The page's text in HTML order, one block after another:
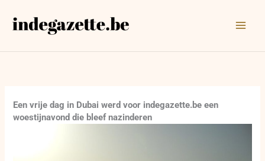
naar
Een vrije dag in Dubai werd voor indegazette.be een
woestijnavond die bleef nazinderen